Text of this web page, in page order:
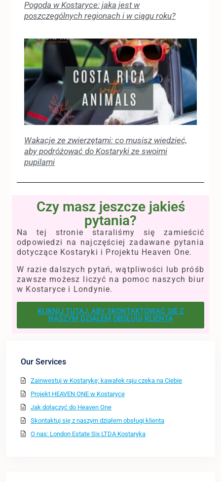
Pogoda w Kostaryce: jaka jest w
poszczególnych regionach i w ciągu roku?
Wakacje ze zwierzętami: co musisz wiedzieć,
aby podróżować do Kostaryki ze swoimi
pupilami
Czy masz jeszcze jakieś
pytania?
Na tej stronie staraliśmy się zamieścić
odpowiedzi na najczęściej zadawane pytania
dotyczące Kostaryki i Projektu Heaven One.
W razie dalszych pytań, wątpliwości lub próśb
zawsze możesz liczyć na pomoc naszych biur
w Kostaryce i Londynie.
KLIKNIJ TUTAJ, ABY SKONTAKTOWAĆ SIĘ Z
NASZYM DZIAŁEM OBSŁUGI KLIENTA
Our Services
Zainwestuj w Kostarykę: kawałek raju czeka na Ciebie
Projekt HEAVEN ONE w Kostaryce
Jak dołączyć do Heaven One
Skontaktuj się z naszym działem obsługi klienta
O nas: London Estate Six LTDA Kostaryka